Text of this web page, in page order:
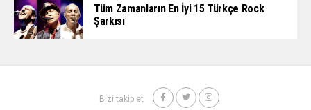
Tüm Zamanların En İyi 15 Türkçe Rock
Şarkısı
Bizi takip et